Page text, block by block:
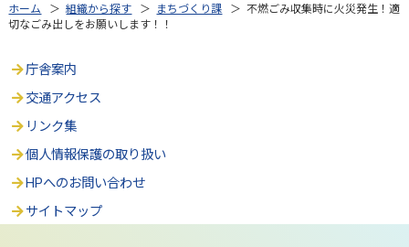
ホーム ＞組織から探す ＞ まちづくり課 ＞ 不燃ごみ収集時に火災発生！適
切なごみ出しをお願いします！！
庁舎案内
交通アクセス
リンク集
個人情報保護の取り扱い
HPへのお問い合わせ
サイトマップ